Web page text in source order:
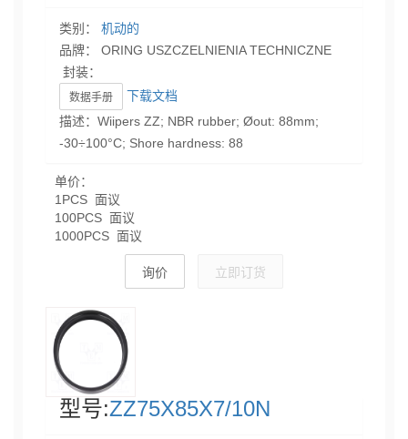
类别： 机动的
品牌： ORING USZCZELNIENIA TECHNICZNE
封装：
数据手册
下载文档
描述：Wiipers ZZ; NBR rubber; Øout: 88mm;
-30÷100°C; Shore hardness: 88
单价：
1PCS 面议
100PCS 面议
1000PCS 面议
询价 立即订货
型号:ZZ75X85X7/10N